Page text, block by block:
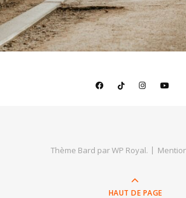
Thème Bard parWP Royal.
HAUT DE PAGE